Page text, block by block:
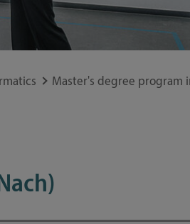
ID card Uni Lübeck App
and laws
Master's degree program